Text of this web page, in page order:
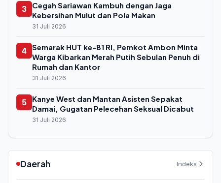
3
Cegah Sariawan Kambuh dengan Jaga
Kebersihan Mulut dan Pola Makan
31 Juli 2026
4 Semarak HUT ke-81 RI, Pemkot Ambon Minta
Warga Kibarkan Merah Putih Sebulan Penuh di
Rumah dan Kantor
31 Juli 2026
5
Kanye West dan Mantan Asisten Sepakat
Damai, Gugatan Pelecehan Seksual Dicabut
31 Juli 2026
Daerah Indeks